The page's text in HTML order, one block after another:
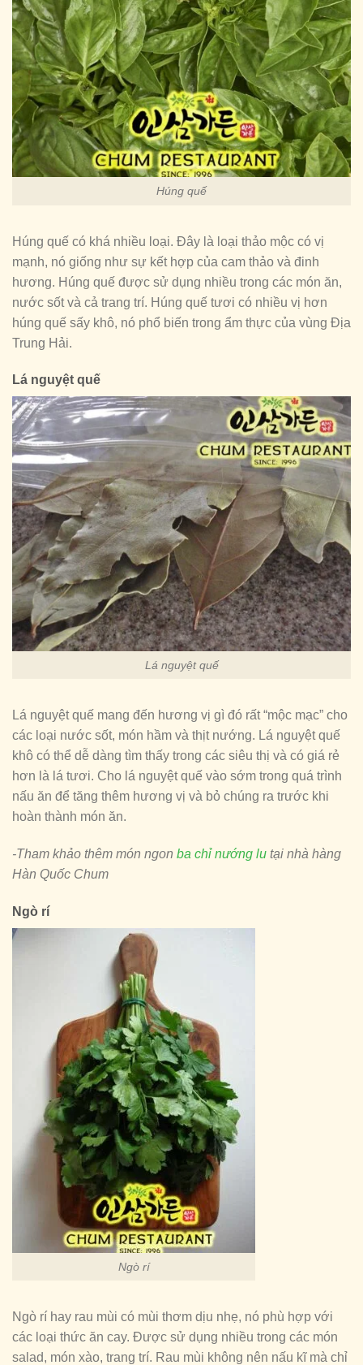
Húng quế
Húng quế có khá nhiều loại. Đây là loại thảo mộc có vị
mạnh, nó giống như sự kết hợp của cam thảo và đinh
hương. Húng quế được sử dụng nhiều trong các món ăn,
nước sốt và cả trang trí. Húng quế tươi có nhiều vị hơn
húng quế sấy khô, nó phổ biến trong ẩm thực của vùng Địa
Trung Hải.
Lá nguyệt quế
Lá nguyệt quế
Lá nguyệt quế mang đến hương vị gì đó rất “mộc mạc” cho
các loại nước sốt, món hầm và thịt nướng. Lá nguyệt quế
khô có thể dễ dàng tìm thấy trong các siêu thị và có giá rẻ
hơn là lá tươi. Cho lá nguyệt quế vào sớm trong quá trình
nấu ăn để tăng thêm hương vị và bỏ chúng ra trước khi
hoàn thành món ăn.
-Tham khảo thêm món ngon ba chỉ nướng lu tại nhà hàng
Hàn Quốc Chum
Ngò rí
Ngò rí
Ngò rí hay rau mùi có mùi thơm dịu nhẹ, nó phù hợp với
các loại thức ăn cay. Được sử dụng nhiều trong các món
salad, món xào, trang trí. Rau mùi không nên nấu kĩ mà chỉ